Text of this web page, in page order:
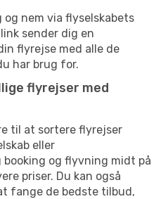
nem via flyselskabets
sender dig en
flyrejse med alle de
har brug for.
flyrejser med
til at sortere flyrejser
eller
og flyvning midt på
priser. Du kan også
fange de bedste tilbud,